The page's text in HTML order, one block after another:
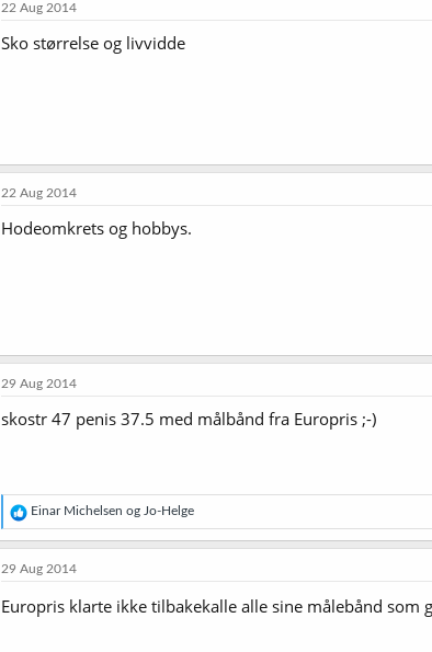
22 Aug 2014
Sko størrelse og livvidde
22 Aug 2014
Hodeomkrets og hobbys.
29 Aug 2014
skostr 47 penis 37.5 med målbånd fra Europris ;-)
R
e
a
o
Einar Michelsen og Jo-Helge
29 Aug 2014
Europris klarte ikke tilbakekalle alle sine målebånd